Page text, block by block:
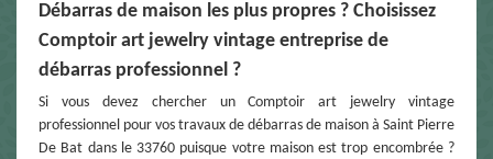
Débarras de maison les plus propres ? Choisissez
Comptoir art jewelry vintage entreprise de
débarras professionnel ?
Si vous devez chercher un Comptoir art jewelry vintage
professionnel pour vos travaux de débarras de maison à Saint Pierre
De Bat dans le 33760 puisque votre maison est trop encombrée ?